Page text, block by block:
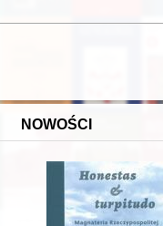
NOWOŚCI